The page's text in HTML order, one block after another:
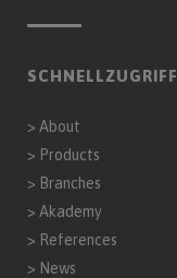
SCHNELLZUGRIFF
> About
> Products
> Branches
> Akademy
> References
> News